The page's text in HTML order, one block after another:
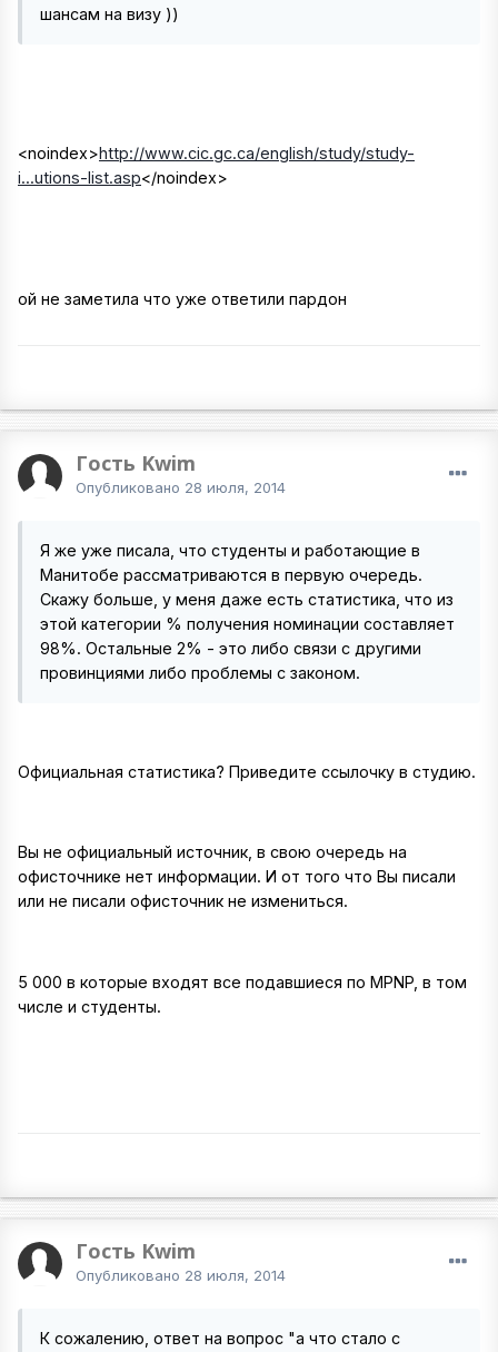
шансам на визу ))
<noindex>http://www.cic.gc.ca/english/study/study-
i...utions-list.asp</noindex>
ой не заметила что уже ответили пардон
Гость Kwim
Опубликовано 28 июля, 2014
Я же уже писала, что студенты и работающие в
Манитобе рассматриваются в первую очередь.
Скажу больше, у меня даже есть статистика, что из
этой категории % получения номинации составляет
98%. Остальные 2% - это либо связи с другими
провинциями либо проблемы с законом.
Официальная статистика? Приведите ссылочку в студию.
Вы не официальный источник, в свою очередь на
офисточнике нет информации. И от того что Вы писали
или не писали офисточник не измениться.
5 000 в которые входят все подавшиеся по MPNP, в том
числе и студенты.
Гость Kwim
Опубликовано 28 июля, 2014
К сожалению, ответ на вопрос "а что стало с